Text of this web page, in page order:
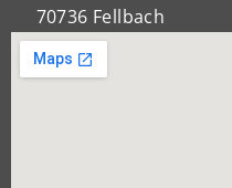
70736 Fellbach